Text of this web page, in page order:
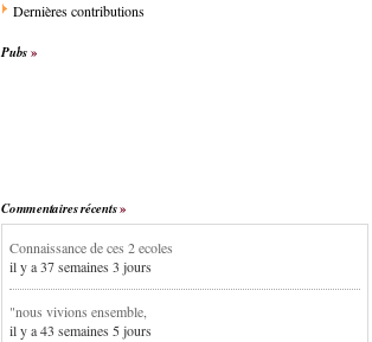
Dernières contributions
Pubs
Commentaires récents
Connaissance de ces 2 ecoles
il y a 37 semaines 3 jours
"nous vivions ensemble,
il y a 43 semaines 5 jours